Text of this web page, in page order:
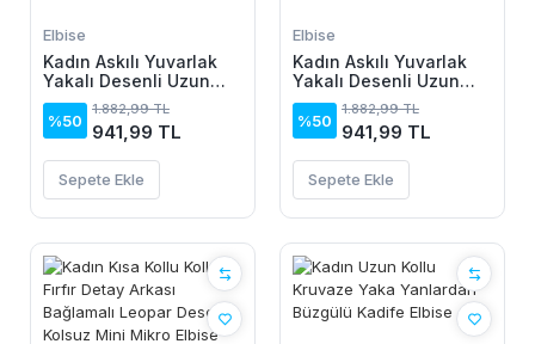
Elbise
Kadın Askılı Yuvarlak
Yakalı Desenli Uzun
Süprem Elbise
%50
1.882,99 TL
941,99 TL
Sepete Ekle
Elbise
Kadın Askılı Yuvarlak
Yakalı Desenli Uzun
Süprem Elbise
%50
1.882,99 TL
941,99 TL
Sepete Ekle